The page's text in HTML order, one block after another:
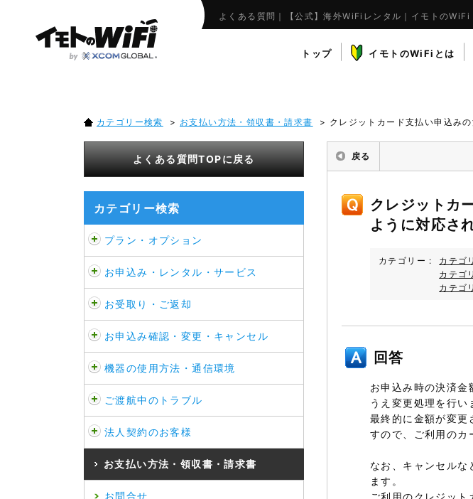
よくある質問｜【公式】海外WiFiレンタル｜イモトのWiFi
トップ イモトのWiFiとは
カテゴリー検索 > お支払い方法・領収書・請求書 > クレジットカード支払い申込み
よくある質問TOPに戻る
カテゴリー検索
プラン・オプション
お申込み・レンタル・サービス
お受取り・ご返却
お申込み確認・変更・キャンセル
機器の使用方法・通信環境
ご渡航中のトラブル
法人契約のお客様
お支払い方法・領収書・請求書
お問合せ
戻る
クレジットカ
ように対応さ
カテゴリー : カテゴ
カテゴ
カテゴ
回答
お申込み時の決済金
うえ変更処理を行い
最終的に金額が変更
すので、ご利用のカ
なお、キャンセルな
ます。